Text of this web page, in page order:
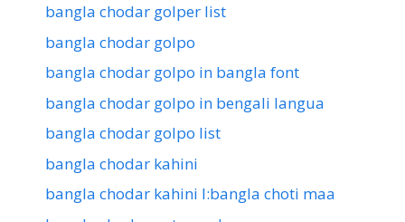
bangla chodar golper list
bangla chodar golpo
bangla chodar golpo in bangla font
bangla chodar golpo in bengali langua
bangla chodar golpo list
bangla chodar kahini
bangla chodar kahini l:bangla choti maa